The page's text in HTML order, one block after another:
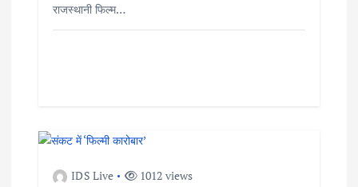
राजस्थानी फिल्म…
IDS Live 1012 views